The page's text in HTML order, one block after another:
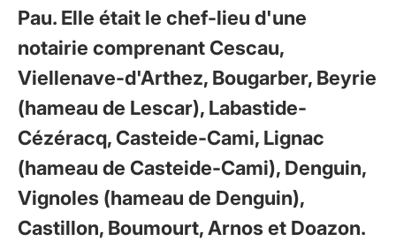
Pau. Elle était le chef-lieu d'une
notairie comprenant Cescau,
Viellenave-d'Arthez, Bougarber, Beyrie
(hameau de Lescar), Labastide-
Cézéracq, Casteide-Cami, Lignac
(hameau de Casteide-Cami), Denguin,
Vignoles (hameau de Denguin),
Castillon, Boumourt, Arnos et Doazon.